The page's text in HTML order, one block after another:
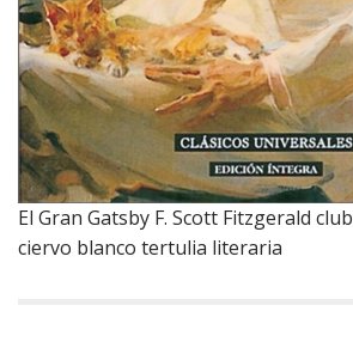
El Gran Gatsby F. Scott Fitzgerald
ciervo blanco tertulia literaria